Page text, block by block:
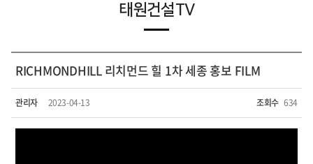
태원건설TV
RICHMONDHILL 리치먼드 힐 1차 세종 홍보 FILM
관리자 2023-04-13 조회수 634